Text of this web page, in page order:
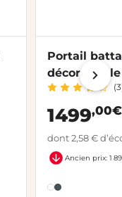
Portail
décor feuille
1499,00€
dont 2,58 €
Ancien prix: 1